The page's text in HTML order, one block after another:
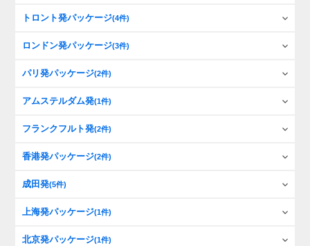
トロント発パッケージ(4件)
ロンドン発パッケージ(3件)
パリ発パッケージ(2件)
アムステルダム発(1件)
フランクフルト発(2件)
香港発パッケージ(2件)
成田発(5件)
上海発パッケージ(1件)
北京発パッケージ(1件)